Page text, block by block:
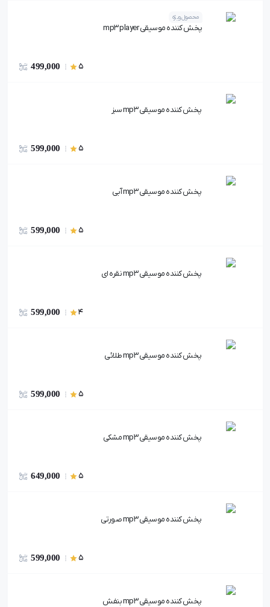
محصول ویژه
پخش کننده موسیقی mp3 player
5
499,000
پخش کننده موسیقی mp3 سبز
5
599,000
پخش کننده موسیقی mp3 آبی
5
599,000
پخش کننده موسیقی mp3 نقره ای
4
599,000
پخش کننده موسیقی mp3 طلائی
5
599,000
پخش کننده موسیقی mp3 مشکی
5
649,000
پخش کننده موسیقی mp3 صورتی
5
599,000
پخش کننده موسیقی mp3 بنفش